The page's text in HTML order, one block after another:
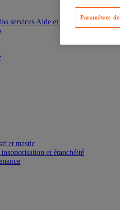
services Aide et contact
et mastic
et étanchéité
Paramètres